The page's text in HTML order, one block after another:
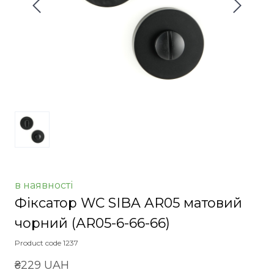
в наявності
Фіксатор WC SIBA AR05 матовий
чорний (АR05-6-66-66)
Product code 1237
₴229 UAH